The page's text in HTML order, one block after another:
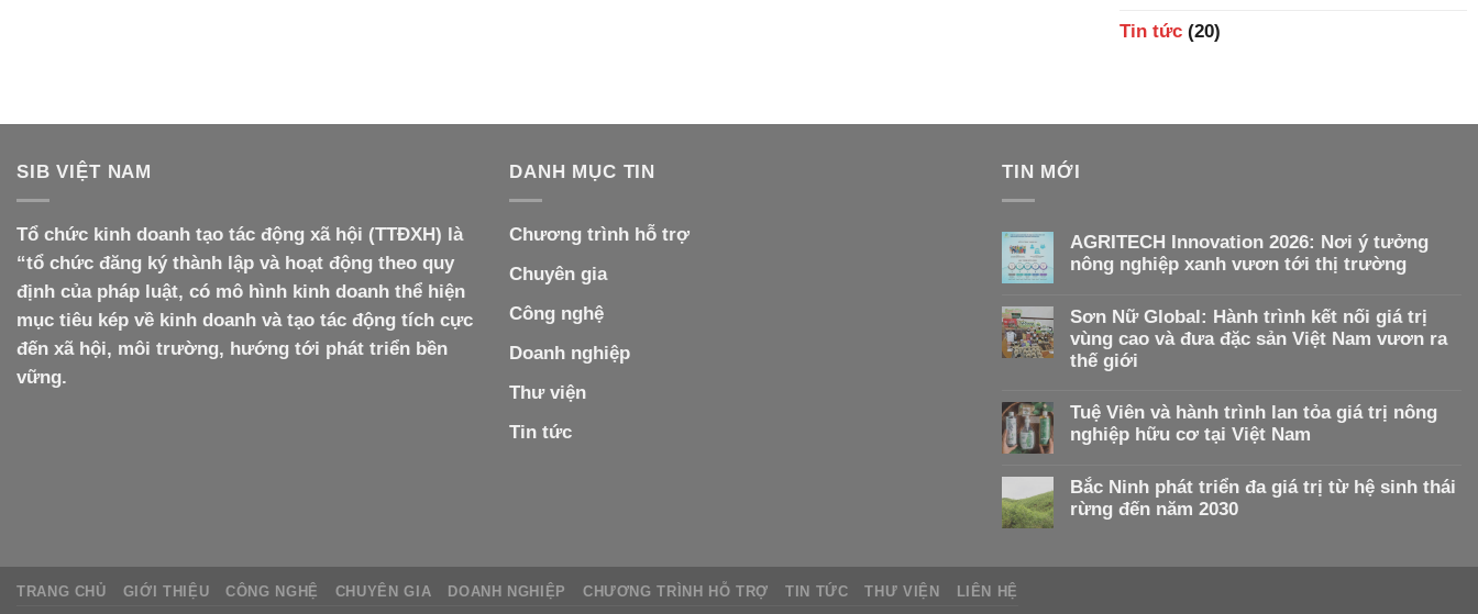
Tin tức (20)
SIB VIỆT NAM
Tổ chức kinh doanh tạo tác động xã hội (TTĐXH) là
“tổ chức đăng ký thành lập và hoạt động theo quy
định của pháp luật, có mô hình kinh doanh thể hiện
mục tiêu kép về kinh doanh và tạo tác động tích cực
đến xã hội, môi trường, hướng tới phát triển bền
vững.
DANH MỤC TIN
Chương trình hỗ trợ
Chuyên gia
Công nghệ
Doanh nghiệp
Thư viện
Tin tức
TIN MỚI
AGRITECH Innovation 2026: Nơi ý tưởng
nông nghiệp xanh vươn tới thị trường
Sơn Nữ Global: Hành trình kết nối giá trị
vùng cao và đưa đặc sản Việt Nam vươn ra
thế giới
Tuệ Viên và hành trình lan tỏa giá trị nông
nghiệp hữu cơ tại Việt Nam
Bắc Ninh phát triển đa giá trị từ hệ sinh thái
rừng đến năm 2030
TRANG CHỦ GIỚI THIỆU CÔNG NGHỆ CHUYÊN GIA DOANH NGHIỆP CHƯƠNG TRÌNH HỖ TRỢ TIN TỨC THƯ VIỆN LIÊN HỆ